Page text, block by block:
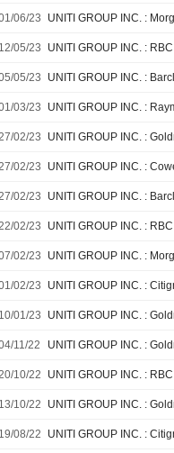
06/23 UNITI GROUP INC. :
12/05/23 UNITI GROUP INC. :
05/23 UNITI GROUP INC. :
03/23 UNITI GROUP INC. :
02/23 UNITI GROUP INC. :
02/23 UNITI GROUP INC. :
02/23 UNITI GROUP INC. :
02/23 UNITI GROUP INC. :
02/23 UNITI GROUP INC. :
02/23 UNITI GROUP INC. :
10/01/23 UNITI GROUP INC. :
11/22 UNITI GROUP INC. :
10/22 UNITI GROUP INC. :
13/10/22 UNITI GROUP INC. :
19/08/22 UNITI GROUP INC. :